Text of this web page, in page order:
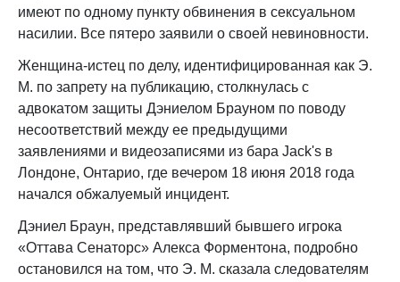
имеют по одному пункту обвинения в сексуальном
насилии. Все пятеро заявили о своей невиновности.
Женщина-истец по делу, идентифицированная как Э.
М. по запрету на публикацию, столкнулась с
адвокатом защиты Дэниелом Брауном по поводу
несоответствий между ее предыдущими
заявлениями и видеозаписями из бара Jack's в
Лондоне, Онтарио, где вечером 18 июня 2018 года
начался обжалуемый инцидент.
Дэниел Браун, представлявший бывшего игрока
«Оттава Сенаторс» Алекса Форментона, подробно
остановился на том, что Э. М. сказала следователям